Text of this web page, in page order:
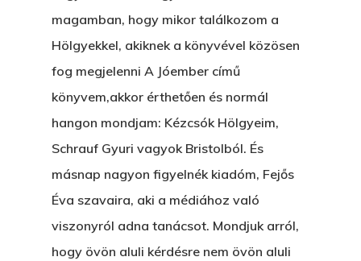
magamban, hogy mikor találkozom a
Hölgyekkel, akiknek a könyvével közösen
fog megjelenni A Jóember című
könyvem,akkor érthetően és normál
hangon mondjam: Kézcsók Hölgyeim,
Schrauf Gyuri vagyok Bristolból. És
másnap nagyon figyelnék kiadóm, Fejős
Éva szavaira, aki a médiához való
viszonyról adna tanácsot. Mondjuk arról,
hogy övön aluli kérdésre nem övön aluli